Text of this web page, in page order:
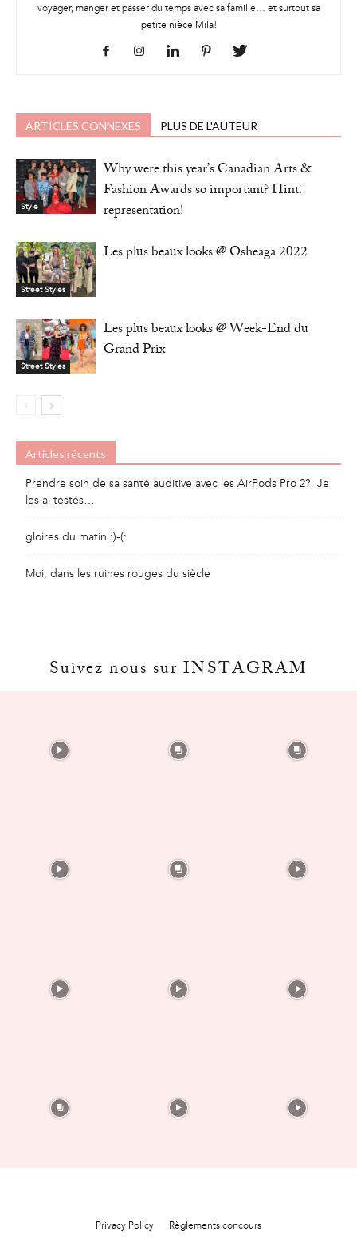
voyager, manger et passer du temps avec sa famille… et surtout sa
petite nièce Mila!
ARTICLES CONNEXES PLUS DE L'AUTEUR
Style
Why were this year’s Canadian Arts &
Fashion Awards so important? Hint:
representation!
Street Styles
Les plus beaux looks @ Osheaga 2022
Street Styles
Les plus beaux looks @ Week-End du
Grand Prix
Articles récents
Prendre soin de sa santé auditive avec les AirPods Pro 2?! Je
les ai testés…
gloires du matin :)-(:
Moi, dans les ruines rouges du siècle
Suivez nous sur INSTAGRAM
Privacy Policy Règlements concours